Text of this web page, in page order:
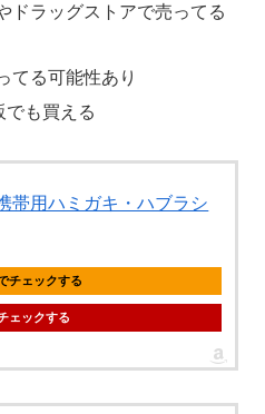
ドラッグストアで売ってる
てる可能性あり
でも買える
帯用ハミガキ・ハブラシ
チェックする
ェックする